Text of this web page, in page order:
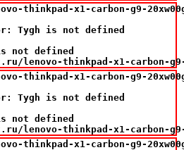
x1-carbon-g9-
Tygh is not defined
not defined
lenovo-thinkpad-x1-carbon-
x1-carbon-g9-
Tygh is not defined
not defined
lenovo-thinkpad-x1-carbon-
x1-carbon-g9-